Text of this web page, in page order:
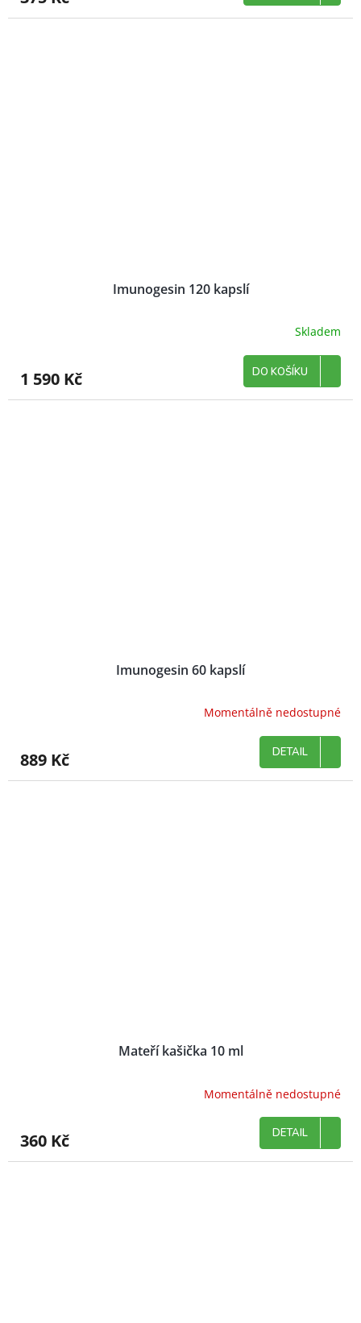
Imunogesin 120 kapslí
Skladem
1 590 Kč DO KOŠÍKU
Imunogesin 60 kapslí
Momentálně nedostupné
889 Kč DETAIL
Mateří kašička 10 ml
Momentálně nedostupné
360 Kč DETAIL